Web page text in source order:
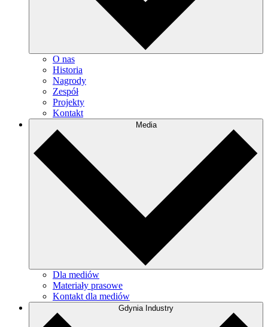
O nas
Historia
Nagrody
Zespół
Projekty
Kontakt
Media
Dla mediów
Materiały prasowe
Kontakt dla mediów
Gdynia Industry